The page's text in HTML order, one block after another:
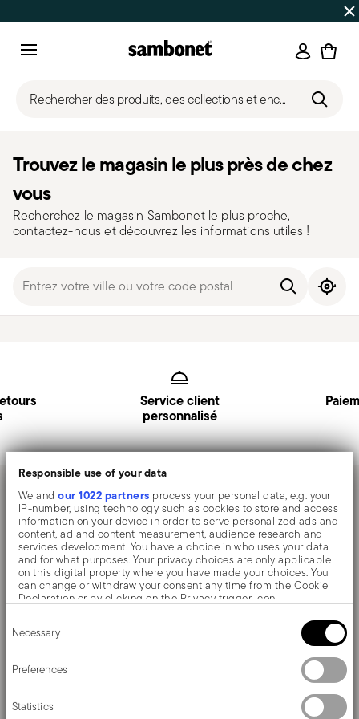
Responsible use of your data
We andour 1022 partners process your personal data, e.g. your
IP-number, using technology such as cookies to store and access
information on your device in order to serve personalized ads and
content, ad and content measurement, audience research and
services development. You have a choice in who uses your data
and for what purposes. Your privacy choices are only applicable
on this digital property where you have made your choices. You
can change or withdraw your consent any time from the Cookie
Declaration or by clicking on the Privacy trigger icon.
Collect information about your geographical location
Identify your device by actively scanning it for specific
characteristics (fingerprinting)
Find out more about how your personal data is processed and set
your preferences in the
Selection
Necessary
Preferences
Statistics
Jusqu'à -50% | Commandes du 7 au 16
Rechercher des produits, des collections et enc...
Trouvez le magasin le plus près de chez
vous
Recherchez le magasin Sambonet le plus proche,
contactez-nous et découvrez les informations utiles !
Service client
personnalisé
Tenez-vous informé des actualités, des
tendances et des offres spéciales.
Insert your email to register for the newsletters
Je souhaite être ajouté(e) à la liste de diffusion de Commerce Cloud.
J'ai plus de 16 ans et je consens à recevoir la newsletter de Sambonet avec des
nouvelles, des tendances, des ventes spéciales, des offres et autres annonces